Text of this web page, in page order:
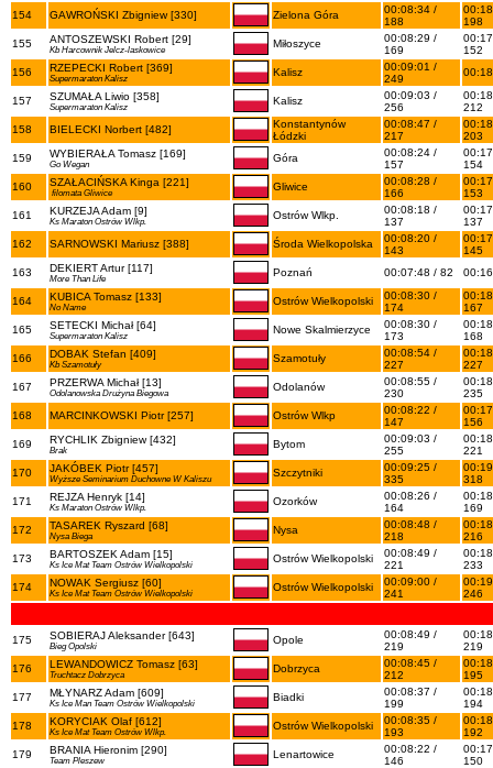
154
GAWROŃSKI Zbigniew [330] Zielona Góra
00:08:34 /
188
198
155
ANTOSZEWSKI Robert [29]
Kb Harcownik Jelcz-laskowice
Miłoszyce
00:08:29 /
169
152
156
RZEPECKI Robert [369]
Supermaraton Kalisz
Kalisz
00:09:01 /
249
157 SZUMAŁA Liwio [358]
Supermaraton Kalisz
Kalisz
00:09:03 /
256
212
158
BIELECKI Norbert [482]
Konstantynów
Łódzki
00:08:47 /
217
203
159
WYBIERAŁA Tomasz [169]
Go Wegan
Góra
00:08:24 /
157
154
160
SZAŁACIŃSKA Kinga [221]
filomata Gliwice
Gliwice
00:08:28 /
166
153
161
KURZEJA Adam [9]
Ks Maraton Ostrów Wlkp.
Ostrów Wlkp.
00:08:18 /
137
137
162
SARNOWSKI Mariusz [388] Środa Wielkopolska
00:08:20 /
143
145
163
DEKIERT Artur [117]
More Than Life
Poznań 00:07:48 / 82
164 KUBICA Tomasz [133]
No Name
Ostrów Wielkopolski
00:08:30 /
174
167
165
SETECKI Michał [64]
Supermaraton Kalisz
Nowe Skalmierzyce
00:08:30 /
173
168
166
DOBAK Stefan [409]
Kb Szamotuły
Szamotuły
00:08:54 /
227
227
167
PRZERWA Michał [13]
Odolanowska Drużyna Biegowa
Odolanów
00:08:55 /
230
235
168
MARCINKOWSKI Piotr [257] Ostrów Wlkp
00:08:22 /
147
156
169
RYCHLIK Zbigniew [432]
Brak
Bytom
00:09:03 /
255
221
170
JAKÓBEK Piotr [457]
Wyższe Seminarium Duchowne W Kaliszu
Szczytniki
00:09:25 /
335
318
171
REJZA Henryk [14]
Ks Maraton Ostrów Wlkp.
Ozorków
00:08:26 /
164
169
172
TASAREK Ryszard [68]
Nysa Biega
Nysa
00:08:48 /
218
216
173
BARTOSZEK Adam [15]
Ks Ice Mat Team Ostrów Wielkopolski
Ostrów Wielkopolski
00:08:49 /
221
233
174
NOWAK Sergiusz [60]
Ks Ice Mat Team Ostrów Wielkopolski
Ostrów Wielkopolski
00:09:00 /
241
246
175 SOBIERAJ Aleksander [643]
Bieg Opolski
Opole
00:08:49 /
219
219
176
LEWANDOWICZ Tomasz [63]
Truchtacz Dobrzyca
Dobrzyca
00:08:45 /
212
195
177
MŁYNARZ Adam [609]
Ks Ice Man Team Ostrów Wielkopolski
Biadki
00:08:37 /
199
194
178
KORYCIAK Olaf [612]
Ks Ice Mat Team Ostrów Wlkp.
Ostrów Wielkopolski
00:08:35 /
193
192
179
BRANIA Hieronim [290]
Team Pleszew
Lenartowice
00:08:22 /
146
150